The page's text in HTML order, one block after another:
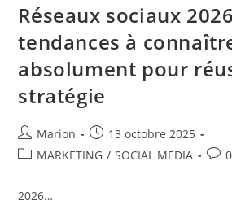
Réseaux sociaux
tendances à
absolument pour
stratégie
Marion
13 octobre 2025
MARKETING / SOCIAL MEDIA
2026…